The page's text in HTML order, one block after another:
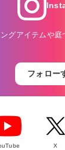
グアイテムや庭
フォロー
X